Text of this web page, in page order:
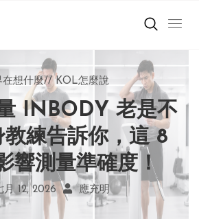
想什麼//地球村發生的事
卜力畫風引爭議！
年證明：人腦創
仍無可取代
2026 菲利浦．科特勒
正能量//與自己和解
榮耀嘲笑現在！
盃，活出當下的
真實幸福
2026 亞瑟．布魯克斯
點正能量//女力至上
天動地！《米娜
》看小女孩如何
跨出第一步
22, 2026 不正田心
在想什麼//KOL怎麼說
INBODY 老是不
教練告訴你，這 8
響測量準確度！
月 12, 2026 應充明